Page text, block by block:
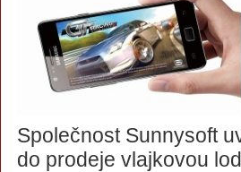
Společnost Sunnysoft
do prodeje vlajkovou